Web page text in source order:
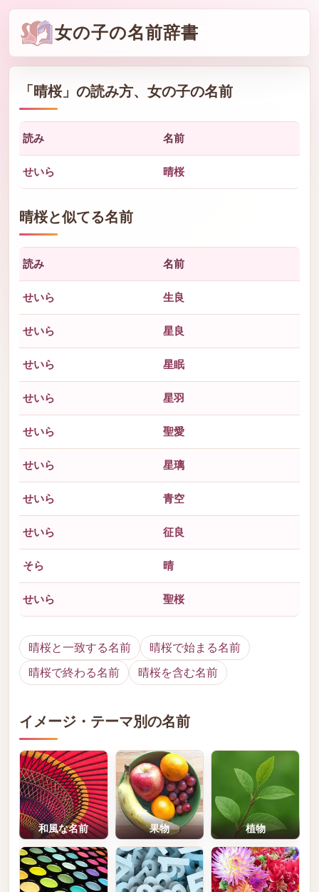
女の子の名前辞書
「晴桜」の読み方、女の子の名前
読み 名前
せいら 晴桜
晴桜と似てる名前
読み 名前
せいら 生良
せいら 星良
せいら 星眠
せいら 星羽
せいら 聖愛
せいら 星璃
せいら 青空
せいら 征良
そら 晴
せいら 聖桜
晴桜と一致する名前
晴桜で始まる名前
晴桜で終わる名前
晴桜を含む名前
イメージ・テーマ別の名前
和風な名前 果物 植物